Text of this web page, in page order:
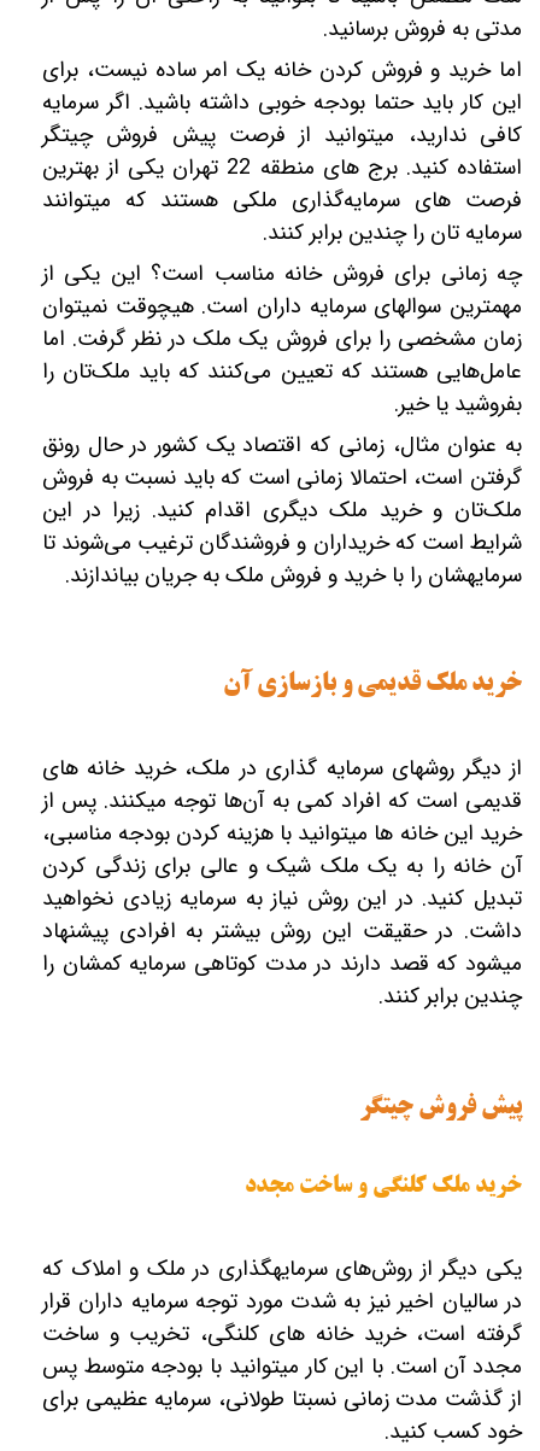
مدتی به فروش برسانید.
اما خرید و فروش کردن خانه یک امر ساده نیست، برای
این کار باید حتما بودجه خوبی داشته باشید. اگر سرمایه
کافی ندارید، می‎توانید از فرصت پیش فروش چیتگر
استفاده کنید. برج های منطقه 22 تهران یکی از بهترین
فرصت‎ های سرمایه‌گذاری ملکی هستند که می‎توانند
سرمایه ‎تان را چندین برابر کنند.
چه زمانی برای فروش خانه مناسب است؟ این یکی از
مهم‎ترین سوال‎های سرمایه‎ داران است. هیچوقت نمی‎توان
زمان مشخصی را برای فروش یک ملک در نظر گرفت. اما
عامل‌هایی هستند که تعیین می‌کنند که باید ملک‌‎تان را
بفروشید یا خیر.
به عنوان مثال، زمانی که اقتصاد یک کشور در حال رونق
گرفتن است، احتمالا زمانی است که باید نسبت به فروش
ملک‌تان و خرید ملک دیگری اقدام کنید. زیرا در این
شرایط است که خریداران و فروشندگان ترغیب می‌شوند تا
سرمایه‎شان را با خرید و فروش ملک به جریان بیاندازند.
خرید ملک قدیمی و بازسازی آن
از دیگر روش‎های سرمایه‎ گذاری در ملک، خرید خانه‎ های
قدیمی است که افراد کمی به آن‌ها توجه می‎کنند. پس از
خرید این خانه ‎ها می‎توانید با هزینه کردن بودجه مناسبی،
آن خانه را به یک ملک شیک و عالی برای زندگی کردن
تبدیل کنید. در این روش نیاز به سرمایه زیادی نخواهید
داشت. در حقیقت این روش بیشتر به افرادی پیشنهاد
می‎شود که قصد دارند در مدت کوتاهی سرمایه کم‏شان را
چندین برابر کنند.
پیش فروش چیتگر
خرید ملک کلنگی و ساخت مجدد
یکی دیگر از روش‌های سرمایه‎گذاری در ملک و املاک که
در سالیان اخیر نیز به شدت مورد توجه سرمایه ‎داران قرار
گرفته است، خرید خانه‎ های کلنگی، تخریب و ساخت
مجدد آن است. با این کار می‎توانید با بودجه متوسط پس
از گذشت مدت زمانی نسبتا طولانی، سرمایه عظیمی برای
خود کسب کنید.